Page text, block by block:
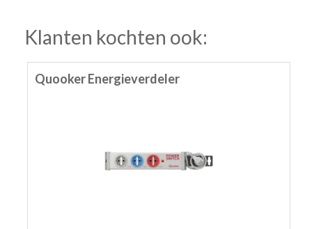
Klanten kochten ook:
Quooker Energieverdeler